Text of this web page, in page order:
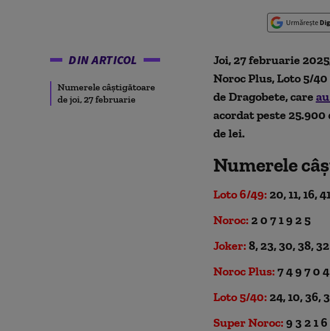
Urmărește
DIN ARTICOL
Numerele câștigătoare
de joi, 27 februarie
Joi, 27 februarie
Noroc Plus, Loto 5/
de Dragobete, care
acordat peste
de lei.
Numerele
Loto 6/49: 20, 11, 16,
Noroc: 2 0 7 1 9 2 5
Joker: 8, 23, 30, 38, 32
Noroc Plus: 7 4 9 7 0 4
Loto 5/40: 24, 10, 36,
Super Noroc: 9 3 2 1 6